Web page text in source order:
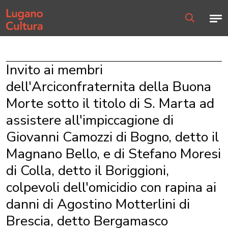
Home page
Invito ai membri
dell'Arciconfraternita della Buona
Morte sotto il titolo di S. Marta ad
assistere all'impiccagione di
Giovanni Camozzi di Bogno, detto il
Magnano Bello, e di Stefano Moresi
di Colla, detto il Boriggioni,
colpevoli dell'omicidio con rapina ai
danni di Agostino Motterlini di
Brescia, detto Bergamasco